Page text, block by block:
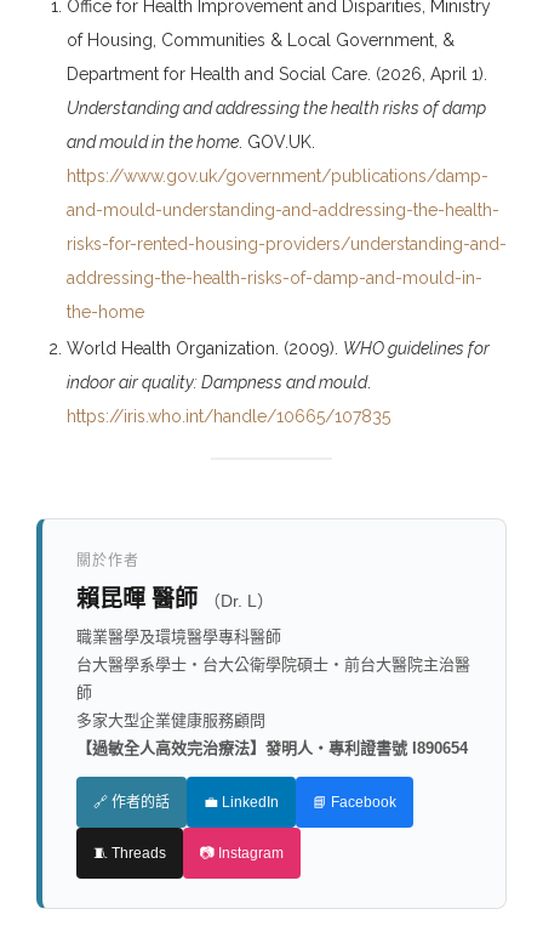
Office for Health Improvement and Disparities, Ministry
of Housing, Communities & Local Government, &
Department for Health and Social Care. (2026, April 1).
Understanding and addressing the health risks of damp
and mould in the home . GOV.UK.
https://www.gov.uk/government/publications/damp-
and-mould-understanding-and-addressing-the-health-
risks-for-rented-housing-providers/understanding-and-
addressing-the-health-risks-of-damp-and-mould-in-
the-home
World Health Organization. (2009). WHO guidelines for
indoor air quality: Dampness and mould.
https://iris.who.int/handle/10665/107835
關於作者
賴昆暉 醫師 （Dr. L）
職業醫學及環境醫學專科醫師
台大醫學系學士・台大公衛學院碩士・前台大醫院主治醫
師
多家大型企業健康服務顧問
【過敏全人高效完治療法】發明人・專利證書號 I890654
🔗 作者的話 💼 LinkedIn 📘 Facebook
🧵 Threads 📷 Instagram